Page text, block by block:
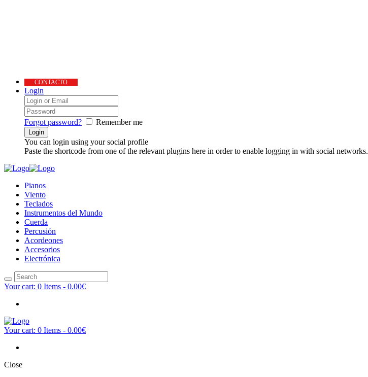
CONTACTO
Login
Forgot password? Remember me
You can login using your social profile
Paste the shortcode from one of the relevant plugins here in order to enable logging in with social networks.
Pianos
Viento
Teclados
Instrumentos del Mundo
Cuerda
Percusión
Acordeones
Accesorios
Electrónica
Your cart: 0 Items - 0.00€
Your cart: 0 Items - 0.00€
Close